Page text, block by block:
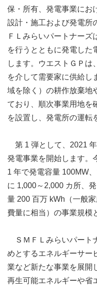
保・所有、発電事業にお
設計・施工および発電所
ＦＬみらいパートナーズ
を行うとともに発電した
します。ウエストＧＰは
を介して需要家に供給し
域を除く）の耕作放棄地
ており、順次事業用地を
を設置し、発電所の運転
第 1 弾として、2021
発電事業を開始します。
1 年で発電容量 100MW
に 1,000～2,000 カ所、
量 200 百万 kWh（一般
費量に相当）の事業規模
ＳＭＦＬみらいパート
めとするエネルギーサー
業など新たな事業を展開
再生可能エネルギーや省